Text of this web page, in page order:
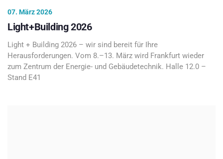
07. März 2026
Light+Building 2026
Light + Building 2026 – wir sind bereit für Ihre
Herausforderungen. Vom 8.–13. März wird Frankfurt wieder
zum Zentrum der Energie- und Gebäudetechnik. Halle 12.0 –
Stand E41